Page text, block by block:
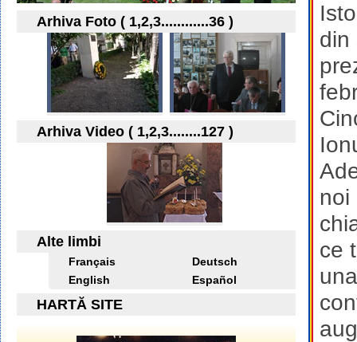
din
noi
ce
Arhiva Foto ( 1,2,3............36 )
Arhiva Video ( 1,2,3........127 )
Alte limbi
Français
Deutsch
English
Español
HARTĂ SITE